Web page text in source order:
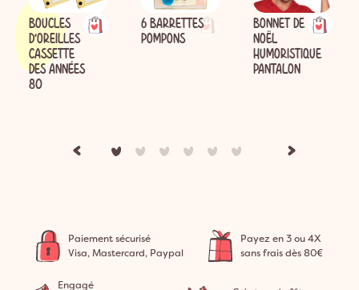
BOUCLES
D'OREILLES
CASSETTE
DES ANNÉES
80
6 BARRETTES
POMPONS
BONNET DE
NOËL
HUMORISTIQUE
PANTALON
Paiement sécurisé
Visa, Mastercard, Paypal
Payez en 3 ou 4X
sans frais dès 80€
Engagé